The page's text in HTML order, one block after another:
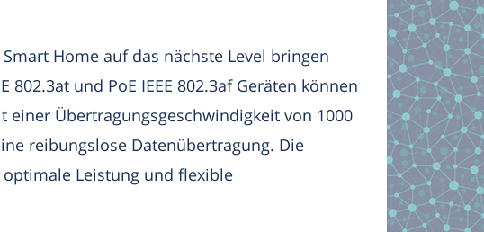
Home auf das nächste Level bringen
und PoE IEEE 802.3af Geräten können
Übertragungsgeschwindigkeit von 1000
reibungslose Datenübertragung. Die
Leistung und flexible